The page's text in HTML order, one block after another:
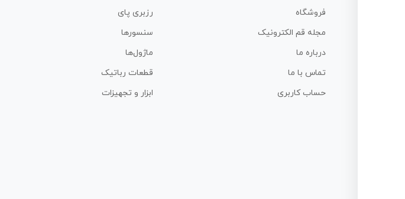
فروشگاه
مجله قم الکترونیک
درباره ما
تماس با ما
حساب کاربری
رزبری پای
سنسورها
ماژول‌ها
قطعات رباتیک
ابزار و تجهیزات